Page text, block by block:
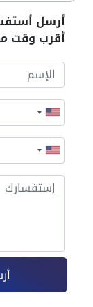
أرسل
أقرب وقت